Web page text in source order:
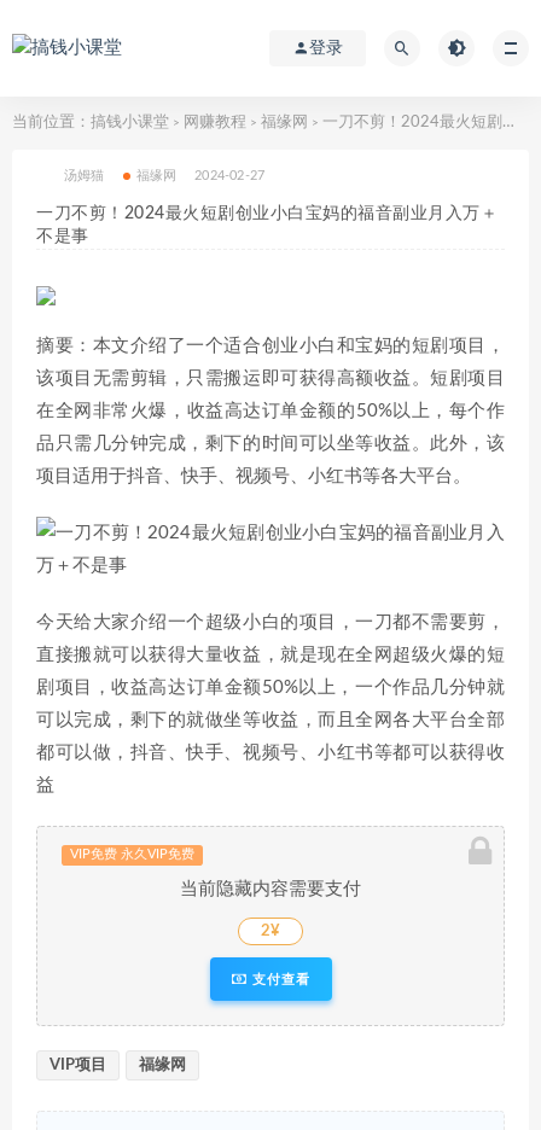
登录
当前位置： 搞钱小课堂 > 网赚教程 > 福缘网 > 一刀不剪！2024最火短剧创业小白宝妈的福音副业月入万＋不是事
汤姆猫 福缘网 2024-02-27
一刀不剪！2024最火短剧创业小白宝妈的福音副业月入万＋
不是事
摘要：本文介绍了一个适合创业小白和宝妈的短剧项目，
该项目无需剪辑，只需搬运即可获得高额收益。短剧项目
在全网非常火爆，收益高达订单金额的50%以上，每个作
品只需几分钟完成，剩下的时间可以坐等收益。此外，该
项目适用于抖音、快手、视频号、小红书等各大平台。
今天给大家介绍一个超级小白的项目，一刀都不需要剪，
直接搬就可以获得大量收益，就是现在全网超级火爆的短
剧项目，收益高达订单金额50%以上，一个作品几分钟就
可以完成，剩下的就做坐等收益，而且全网各大平台全部
都可以做，抖音、快手、视频号、小红书等都可以获得收
益
VIP免费 永久VIP免费
当前隐藏内容需要支付
2¥
支付查看
VIP项目 福缘网